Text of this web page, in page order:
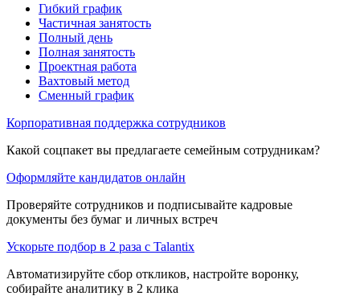
Гибкий график
Частичная занятость
Полный день
Полная занятость
Проектная работа
Вахтовый метод
Сменный график
Корпоративная поддержка сотрудников
Какой соцпакет вы предлагаете семейным сотрудникам?
Оформляйте кандидатов онлайн
Проверяйте сотрудников и подписывайте кадровые
документы без бумаг и личных встреч
Ускорьте подбор в 2 раза с Talantix
Автоматизируйте сбор откликов, настройте воронку,
собирайте аналитику в 2 клика